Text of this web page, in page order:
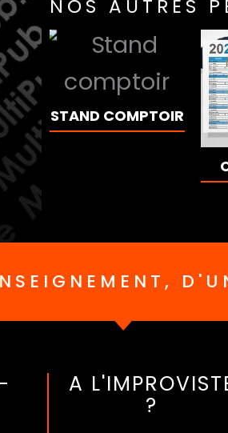
NOS AUTRES
STAND COMPTOIR
A
?